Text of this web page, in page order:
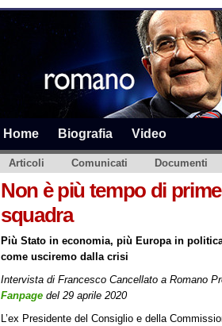
Home Biografia Video
Articoli Comunicati Documenti
Non è più tempo di
squadra
Più Stato in economia, più Europa in
come usciremo dalla crisi
Intervista di Francesco Cancellato a Romano
Fanpage del 29 aprile 2020
L’ex Presidente del Consiglio e della